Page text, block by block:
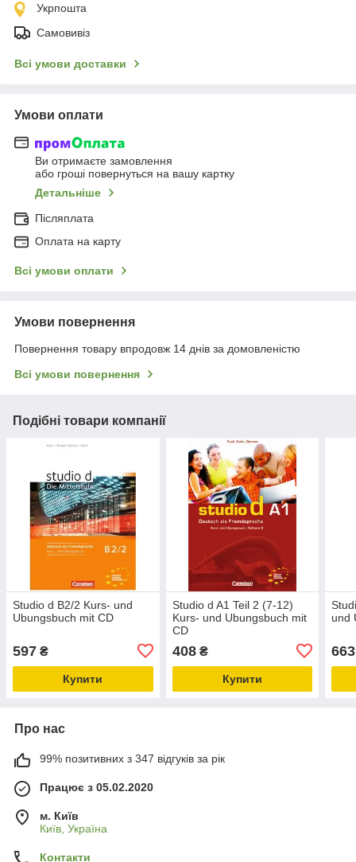
Укрпошта
Самовивіз
Всі умови доставки
Умови оплати
Ви отримаєте замовлення
або гроші повернуться на вашу картку
Детальніше
Післяплата
Оплата на карту
Всі умови оплати
Умови повернення
Повернення товару впродовж 14 днів за домовленістю
Всі умови повернення
Подібні товари компанії
Studio d B2/2 Kurs- und
Ubungsbuch mit CD
597 ₴
Купити
Studio d A1 Teil 2 (7-12)
Kurs- und Ubungsbuch mit
CD
408₴
Купити
und
663
Про нас
99% позитивних з 347 відгуків за рік
Працює з 05.02.2020
м. Київ
Київ, Україна
Контакти